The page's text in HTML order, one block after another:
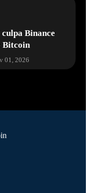
Binance
Bitcoin
01, 2026